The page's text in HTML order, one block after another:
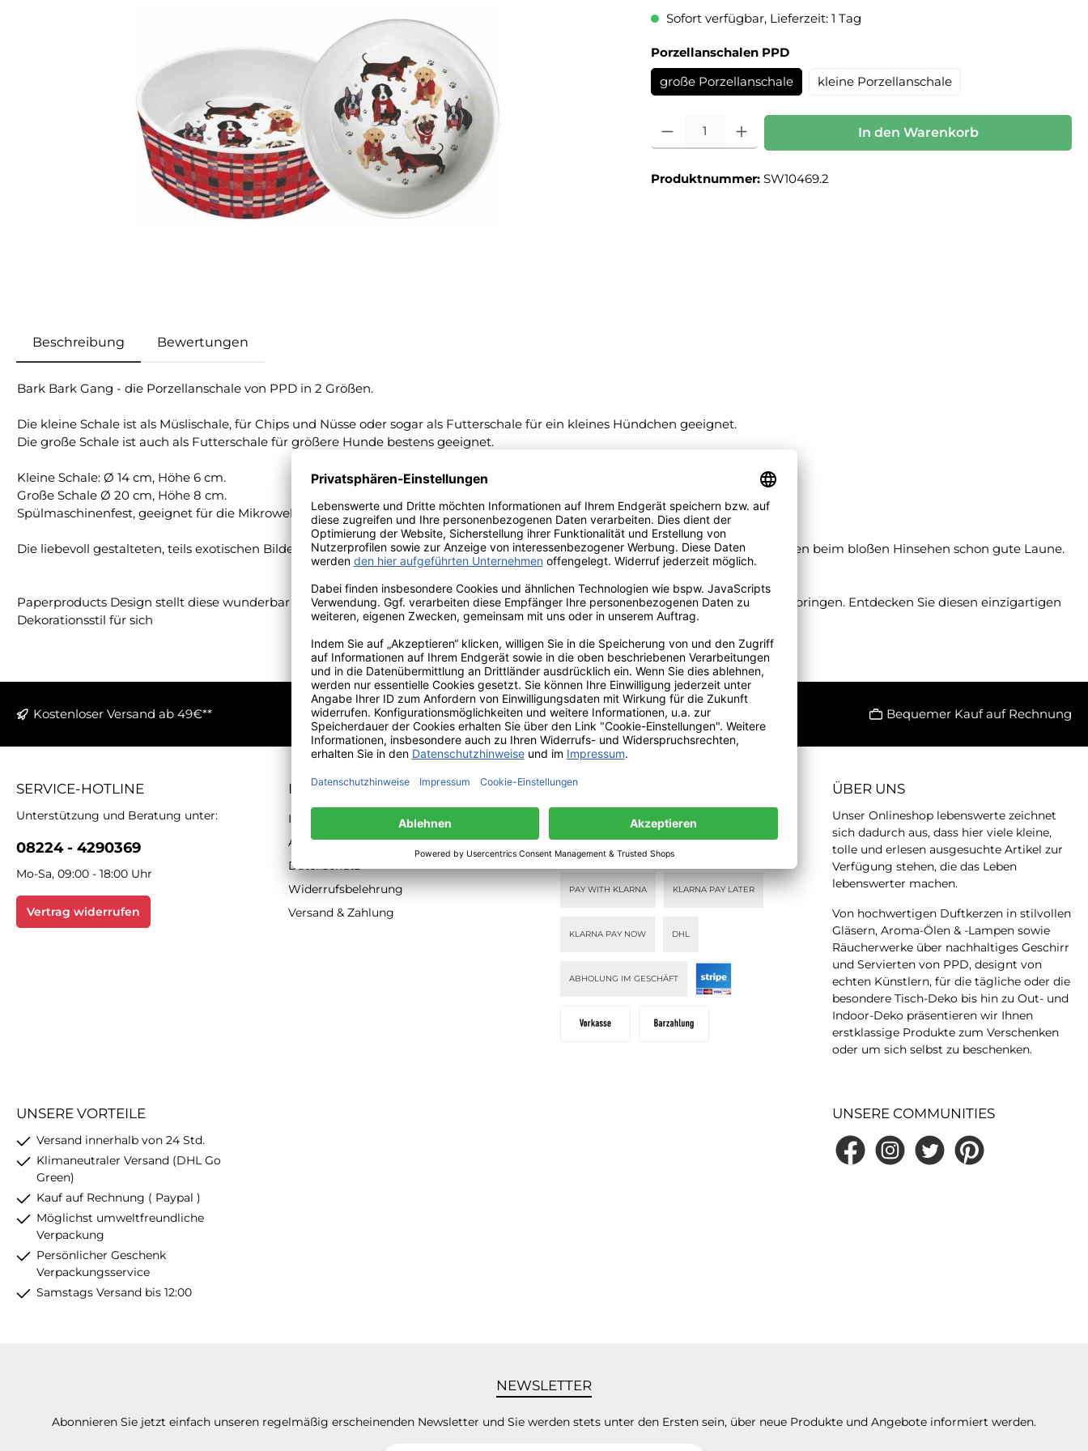
Sofort verfügbar, Lieferzeit: 1 Tag
Porzellanschalen PPDauswählen
große Porzellanschale
kleine Porzellanschale
Produkt Anzahl: Gib den gewünschten Wert ein oder benutze die Schaltflächen um die
In den Warenkorb
Produktnummer: SW10469.2
Beschreibung Bewertungen
Bark Bark Gang - die Porzellanschale von PPD in 2 Größen.
Die kleine Schale ist als Müslischale, für Chips und Nüsse oder sogar als Futterschale für ein kleines Hündchen geeignet.
Die große Schale ist auch als Futterschale für größere Hunde bestens geeignet.
Kleine Schale: Ø 14 cm, Höhe 6 cm.
Große Schale Ø 20 cm, Höhe 8 cm.
Spülmaschinenfest, geeignet für die Mikrowelle.
Die liebevoll gestalteten, teils exotischen Bilder auf den Schalen entführen uns in eine fremde und märchenhafte Welt und machen beim bloßen Hinsehen schon gute Laune.
Paperproducts Design stellt diese wunderbar kreativen Porzellanschalen her, die allen, die sie verwenden, Freude und Schönheit bringen. Entdecken Sie diesen einzigartigen
Dekorationsstil für sich
Kostenloser Versand ab 49€** Versand innerhalb von 24h Bequemer Kauf auf Rechnung
SERVICE-HOTLINE
Unterstützung und Beratung unter:
08224 - 4290369
Mo-Sa, 09:00 - 18:00 Uhr
Vertrag widerrufen
INFORMATIONEN
Impressum
AGB
Datenschutz
Widerrufsbelehrung
Versand & Zahlung
ZAHLUNGS- UND
VERSANDARTEN
PAY WITH KLARNA KLARNA PAY LATER
KLARNA PAY NOW DHL
ABHOLUNG IM GESCHÄFT
ÜBER UNS
Unser Onlineshop lebenswerte zeichnet
sich dadurch aus, dass hier viele kleine,
tolle und erlesen ausgesuchte Artikel zur
Verfügung stehen, die das Leben
lebenswerter machen.
Von hochwertigen Duftkerzen in stilvollen
Gläsern, Aroma-Ölen & -Lampen sowie
Räucherwerke über nachhaltiges Geschirr
und Servierten von PPD, designt von
echten Künstlern, für die tägliche oder die
besondere Tisch-Deko bis hin zu Out- und
Indoor-Deko präsentieren wir Ihnen
erstklassige Produkte zum Verschenken
oder um sich selbst zu beschenken.
UNSERE VORTEILE
Versand innerhalb von 24 Std.
Klimaneutraler Versand (DHL Go
Green)
Kauf auf Rechnung ( Paypal )
Möglichst umweltfreundliche
Verpackung
Persönlicher Geschenk
Verpackungsservice
Samstags Versand bis 12:00
UNSERE COMMUNITIES
FacebookInstagramTwitter Pinterest
NEWSLETTER
Abonnieren Sie jetzt einfach unseren regelmäßig erscheinenden Newsletter und Sie werden stets unter den Ersten sein, über neue Produkte und Angebote informiert werden.